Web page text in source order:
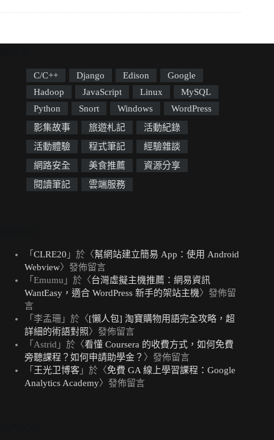
C/C++ Django Edison
Google
Hadoop
JavaScript Linux
MySQL
Python
Snort Windows
WordPress
影集故事
旅遊札記
活動紀錄
活動體驗
程式筆記
經驗雜談
網路安全
美食推薦
資源分享
閱讀筆記
雲端服務
「 CLRE20 」於〈幫網站建立簡易 App：使用 Android
Webview〉發佈留言
「 Emumu 」於〈台灣虛擬主機推薦：網易資訊
WantEasy，適合 WordPress 新手的架站主機〉發佈留
言
「 李孟珊 」於〈[懶人包] 淘寶購物用語完全攻略，超
詳細的術語對照〉發佈留言
「 Astrid 」於〈看懂 Coursera 的收費方式，如何免費
旁聽課程？如何申請助學金？ 〉發佈留言
「 王光卫博客 」於〈免費 GA 線上學習課程：Google
Analytics Academy〉發佈留言